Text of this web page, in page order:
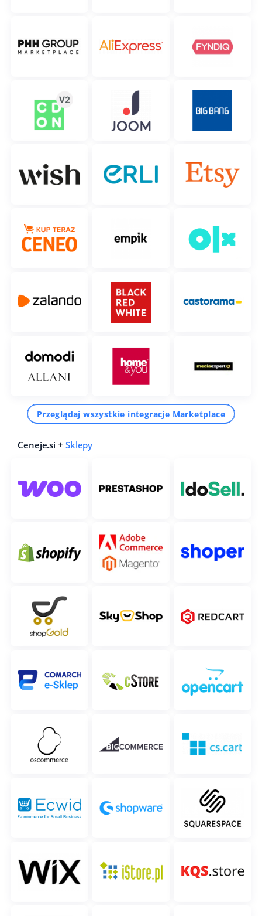
Przeglądaj wszystkie integracje Marketplace
Ceneje.si + Sklepy